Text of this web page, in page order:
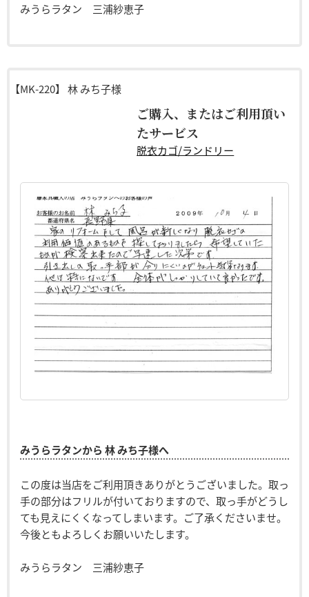
みうらラタン 三浦紗恵子
【MK-220】 林 みち子様
ご購入、またはご利用頂い
たサービス
脱衣カゴ/ランドリー
みうらラタンから 林 みち子様へ
この度は当店をご利用頂きありがとうございました。取っ
手の部分はフリルが付いておりますので、取っ手がどうし
ても見えにくくなってしまいます。ご了承くださいませ。
今後ともよろしくお願いいたします。
みうらラタン 三浦紗恵子